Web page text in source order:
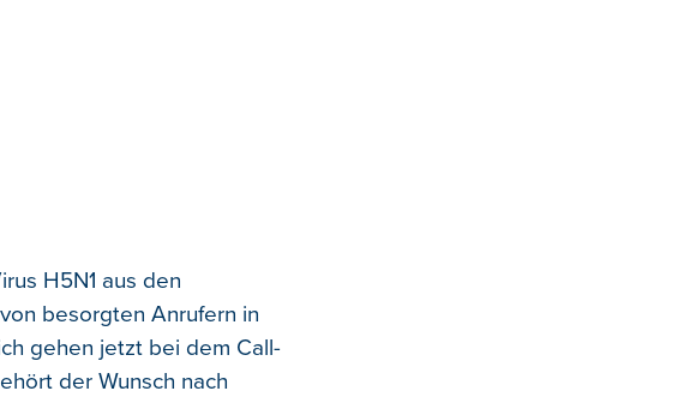
H5N1 aus den
besorgten Anrufern in
gehen jetzt bei dem Call-
der Wunsch nach